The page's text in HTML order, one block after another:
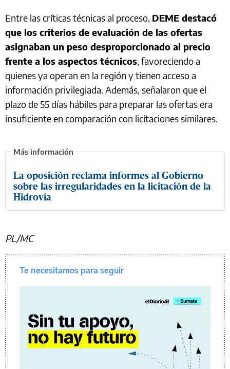
Entre las críticas técnicas al proceso, DEME destacó
que los criterios de evaluación de las ofertas
asignaban un peso desproporcionado al precio
frente a los aspectos técnicos, favoreciendo a
quienes ya operan en la región y tienen acceso a
información privilegiada. Además, señalaron que el
plazo de 55 días hábiles para preparar las ofertas era
insuficiente en comparación con licitaciones similares.
La oposición reclama informes al Gobierno
sobre las irregularidades en la licitación de la
Hidrovía
PL/MC
Te necesitamos para seguir